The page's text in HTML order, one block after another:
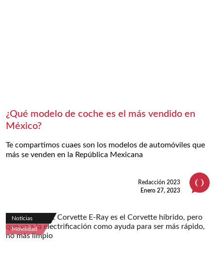
¿Qué modelo de coche es el más vendido en
México?
Te compartimos cuaes son los modelos de automóviles que
más se venden en la República Mexicana
Redacción 2023
Enero 27, 2023
Noticias
Movilidad